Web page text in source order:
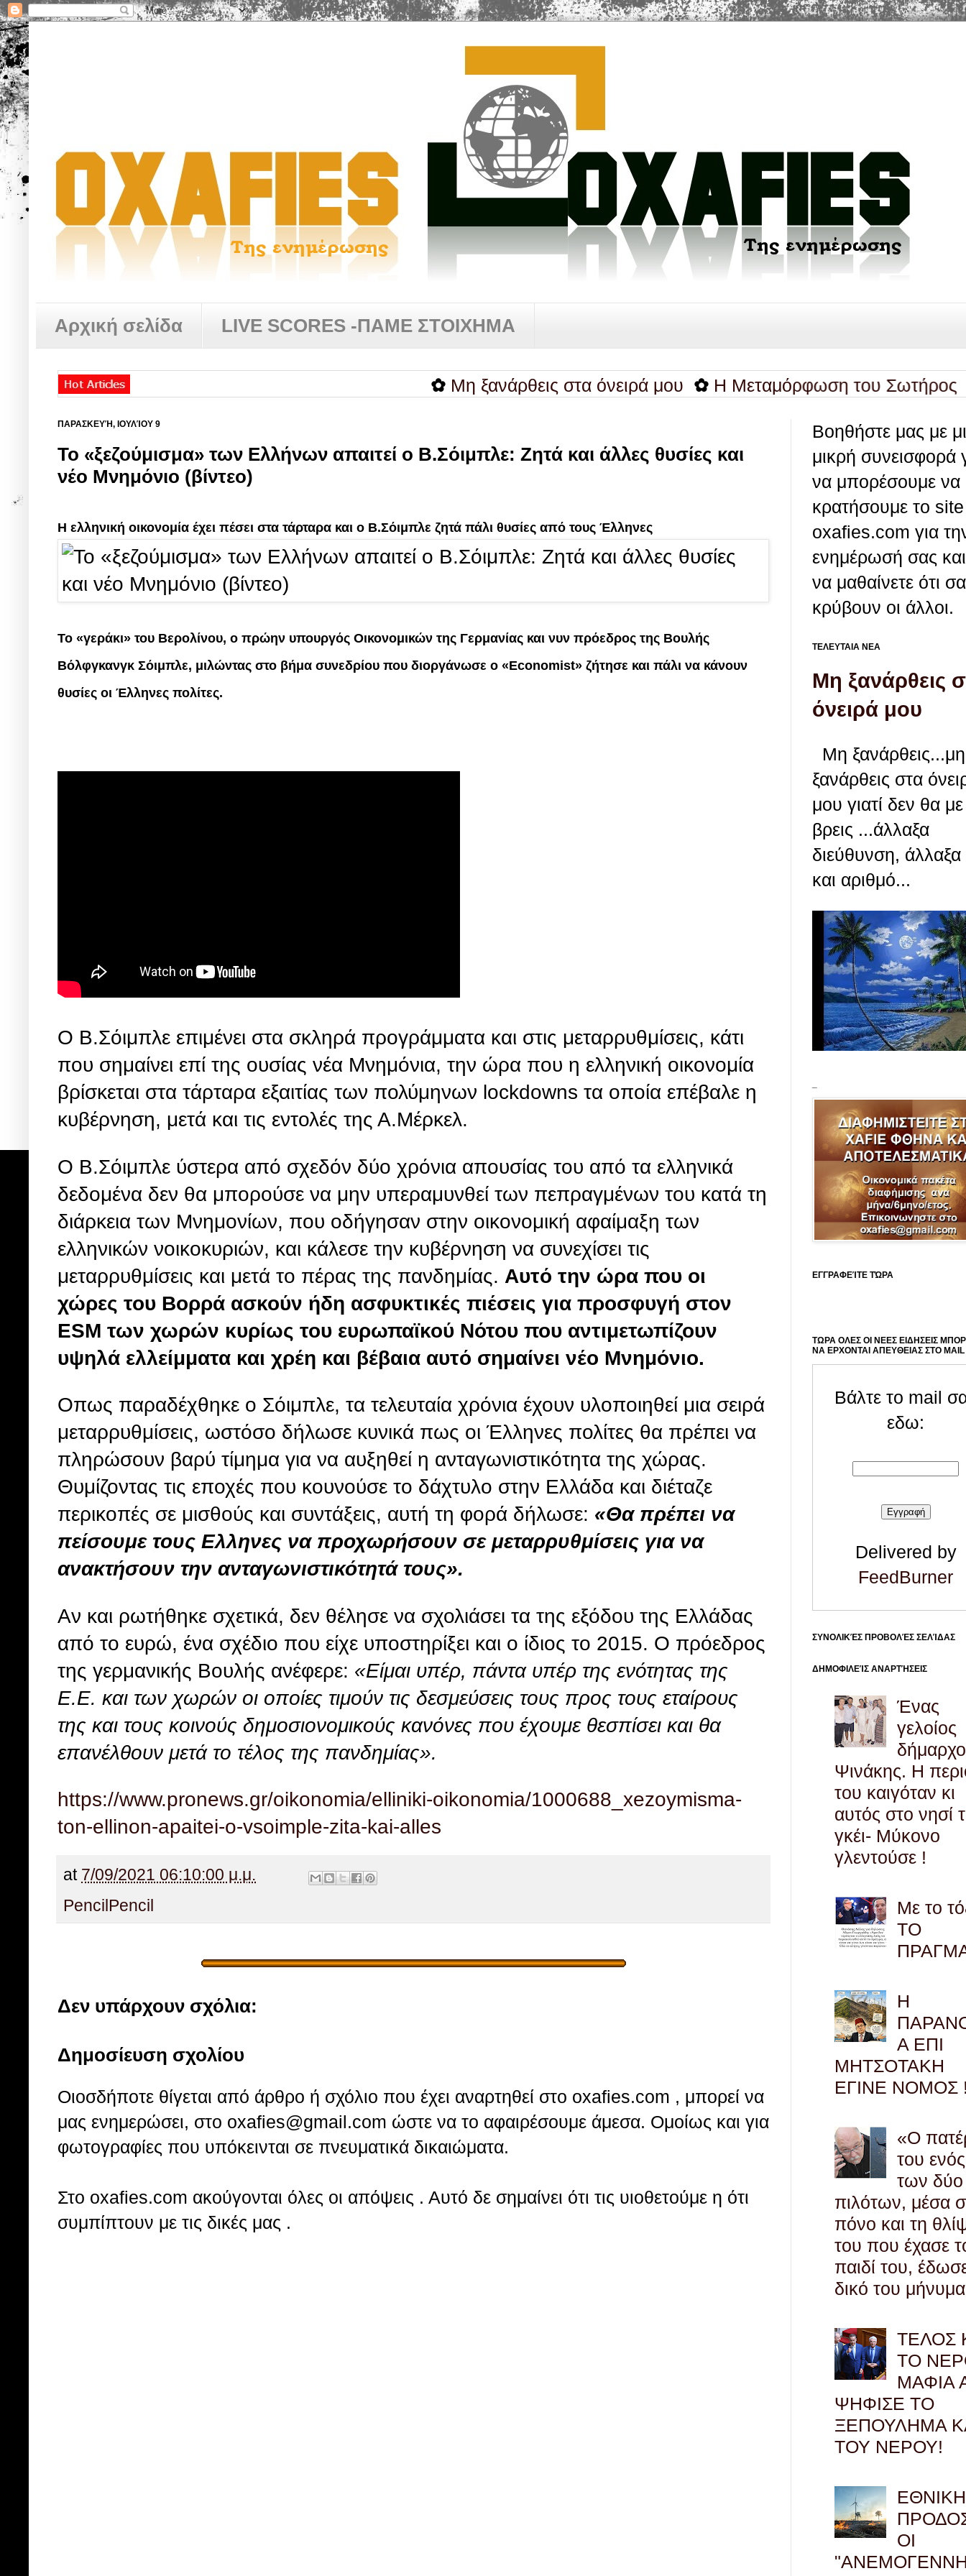
Αρχική σελίδα LIVE SCORES -ΠΑΜΕ ΣΤΟΙΧΗΜΑ
Μη ξανάρθεις στα όνειρά μου ✿ Η Μεταμόρφωση του Σωτήρος ✿
ΠΑΡΑΣΚΕΥΉ, ΙΟΥΛΊΟΥ 9
Το «ξεζούμισμα» των Ελλήνων απαιτεί ο Β.Σόιμπλε: Ζητά και άλλες θυσίες και
νέο Μνημόνιο (βίντεο)
Η ελληνική οικονομία έχει πέσει στα τάρταρα και ο Β.Σόιμπλε ζητά πάλι θυσίες από τους Έλληνες
Το «γεράκι» του Βερολίνου, ο πρώην υπουργός Οικονομικών της Γερμανίας και νυν πρόεδρος της Βουλής
Βόλφγκανγκ Σόιμπλε, μιλώντας στο βήμα συνεδρίου που διοργάνωσε ο «Economist» ζήτησε και πάλι να κάνουν
θυσίες οι Έλληνες πολίτες.
Ο Β.Σόιμπλε επιμένει στα σκληρά προγράμματα και στις μεταρρυθμίσεις, κάτι
που σημαίνει επί της ουσίας νέα Μνημόνια, την ώρα που η ελληνική οικονομία
βρίσκεται στα τάρταρα εξαιτίας των πολύμηνων lockdowns τα οποία επέβαλε η
κυβέρνηση, μετά και τις εντολές της Α.Μέρκελ.
Ο Β.Σόιμπλε ύστερα από σχεδόν δύο χρόνια απουσίας του από τα ελληνικά
δεδομένα δεν θα μπορούσε να μην υπεραμυνθεί των πεπραγμένων του κατά τη
διάρκεια των Μνημονίων, που οδήγησαν στην οικονομική αφαίμαξη των
ελληνικών νοικοκυριών, και κάλεσε την κυβέρνηση να συνεχίσει τις
μεταρρυθμίσεις και μετά το πέρας της πανδημίας. Aυτό την ώρα που οι
χώρες του Βορρά ασκούν ήδη ασφυκτικές πιέσεις για προσφυγή στον
ESM των χωρών κυρίως του ευρωπαϊκού Νότου που αντιμετωπίζουν
υψηλά ελλείμματα και χρέη και βέβαια αυτό σημαίνει νέο Μνημόνιο.
Οπως παραδέχθηκε ο Σόιμπλε, τα τελευταία χρόνια έχουν υλοποιηθεί μια σειρά
μεταρρυθμίσεις, ωστόσο δήλωσε κυνικά πως οι Έλληνες πολίτες θα πρέπει να
πληρώσουν βαρύ τίμημα για να αυξηθεί η ανταγωνιστικότητα της χώρας.
Θυμίζοντας τις εποχές που κουνούσε το δάχτυλο στην Ελλάδα και διέταζε
περικοπές σε μισθούς και συντάξεις, αυτή τη φορά δήλωσε: «Θα πρέπει να
πείσουμε τους Ελληνες να προχωρήσουν σε μεταρρυθμίσεις για να
ανακτήσουν την ανταγωνιστικότητά τους».
Αν και ρωτήθηκε σχετικά, δεν θέλησε να σχολιάσει τα της εξόδου της Ελλάδας
από το ευρώ, ένα σχέδιο που είχε υποστηρίξει και ο ίδιος το 2015. Ο πρόεδρος
της γερμανικής Βουλής ανέφερε: «Είμαι υπέρ, πάντα υπέρ της ενότητας της
Ε.Ε. και των χωρών οι οποίες τιμούν τις δεσμεύσεις τους προς τους εταίρους
της και τους κοινούς δημοσιονομικούς κανόνες που έχουμε θεσπίσει και θα
επανέλθουν μετά το τέλος της πανδημίας».
https://www.pronews.gr/oikonomia/elliniki-oikonomia/1000688_xezoymisma-
ton-ellinon-apaitei-o-vsoimple-zita-kai-alles
at 7/09/2021 06:10:00 μ.μ.
Pencil Pencil
Δεν υπάρχουν σχόλια:
Δημοσίευση σχολίου
Οιοσδήποτε θίγεται από άρθρο ή σχόλιο που έχει αναρτηθεί στο oxafies.com , μπορεί να
μας ενημερώσει, στο oxafies@gmail.com ώστε να το αφαιρέσουμε άμεσα. Ομοίως και για
φωτογραφίες που υπόκεινται σε πνευματικά δικαιώματα.
Στo oxafies.com ακούγονται όλες οι απόψεις . Αυτό δε σημαίνει ότι τις υιοθετούμε η ότι
συμπίπτουν με τις δικές μας .
Βοηθήστε μας με
μικρή συνεισφορά
να μπορέσουμε να
κρατήσουμε το site
oxafies.com για
ενημέρωσή σας
να μαθαίνετε ότι
κρύβουν οι άλλοι.
ΤΕΛΕΥΤΑΙΑ ΝΕΑ
Μη ξανάρθεις
όνειρά μου
Μη ξανάρθεις...μη
ξανάρθεις στα
μου γιατί δεν θα με
βρεις ...άλλαξα
διεύθυνση,
και αριθμό...
ΕΓΓΡΑΦΕΊΤΕ ΤΏΡΑ
ΤΩΡΑ ΟΛΕΣ ΟΙ ΝΕΕΣ ΕΙΔΗΣΕΙΣ
ΝΑ ΕΡΧΟΝΤΑΙ ΑΠΕΥΘΕΙΑΣ ΣΤΟ
Βάλτε το mail
εδω:
Delivered by
FeedBurner
ΣΥΝΟΛΙΚΈΣ ΠΡΟΒΟΛΈΣ ΣΕΛΊΔΑΣ
ΔΗΜΟΦΙΛΕΊΣ ΑΝΑΡΤΉΣΕΙΣ
Ένας
γελοίος
Ψινάκης. Η
του καιγόταν κι
αυτός στο νησί
γκέι- Μύκονο
γλεντούσε !
Με το
ΤΟ
Η
Α ΕΠΙ
ΜΗΤΣΟΤΑΚΗ
ΕΓΙΝΕ ΝΟΜΟΣ
«Ο
του
των δύο
πιλότων, μέσα
πόνο και τη
του που έχασε
παιδί του,
δικό του μήνυμα
ΤΕΛΟΣ
ΤΟ
ΜΑΦΙΑ
ΨΗΦΙΣΕ ΤΟ
ΞΕΠΟΥΛΗΜΑ
ΤΟΥ ΝΕΡΟΥ!
ΕΘΝΙΚΗ
ΟΙ